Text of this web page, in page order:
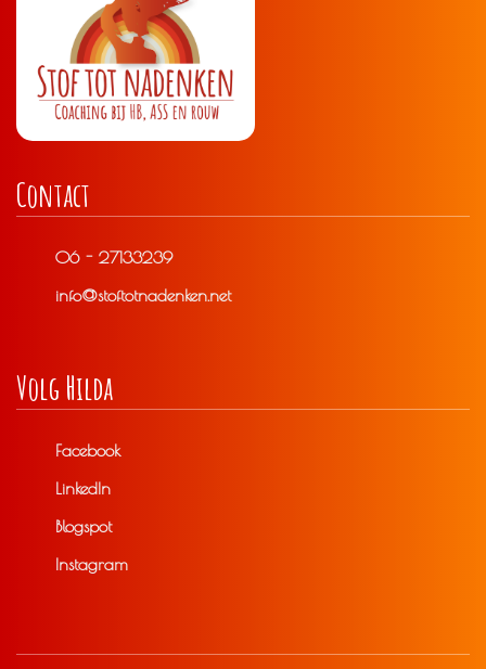
Contact
06 - 27133239
info@stoftotnadenken.net
Volg Hilda
Facebook
LinkedIn
Blogspot
Instagram